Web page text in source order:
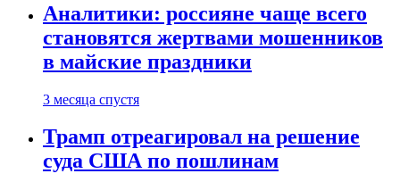
Аналитики: россияне чаще всего
становятся жертвами мошенников
в майские праздники
3 месяца спустя
Трамп отреагировал на решение
суда США по пошлинам